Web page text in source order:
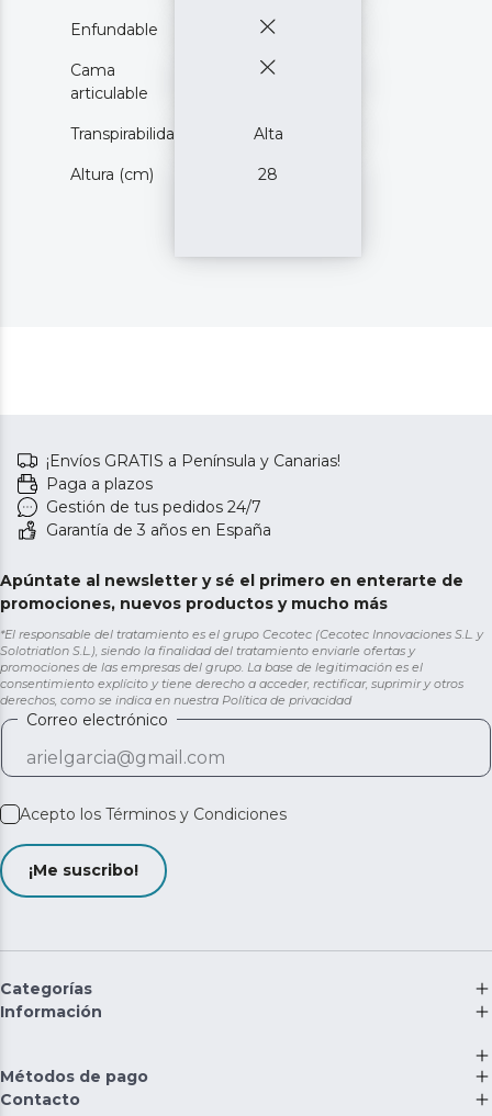
Enfundable
Cama
articulable
Transpirabilidad Alta
Altura (cm) 28
¡Envíos GRATIS a Península y Canarias!
Paga a plazos
Gestión de tus pedidos 24/7
Garantía de 3 años en España
Apúntate al newsletter y sé el primero en enterarte de
promociones, nuevos productos y mucho más
*El responsable del tratamiento es el grupo Cecotec (Cecotec Innovaciones S.L. y
Solotriatlon S.L.), siendo la finalidad del tratamiento enviarle ofertas y
promociones de las empresas del grupo. La base de legitimación es el
consentimiento explícito y tiene derecho a acceder, rectificar, suprimir y otros
derechos, como se indica en nuestra Política de privacidad
Correo electrónico
Acepto los Términos y Condiciones
¡Me suscribo!
Categorías
Información
Métodos de pago
Contacto